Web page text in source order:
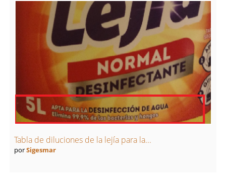
Tabla de diluciones de la lejía para la...
porSigesmar